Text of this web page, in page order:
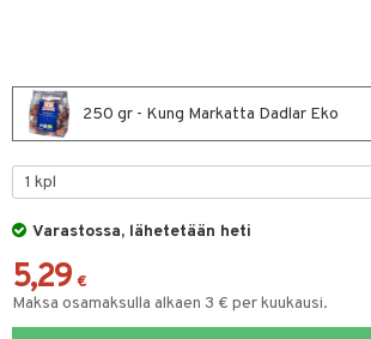
250 gr - Kung Markatta Dadlar Eko
Varastossa, lähetetään heti
5,29 €
Maksa osamaksulla alkaen 3 € per kuukausi.